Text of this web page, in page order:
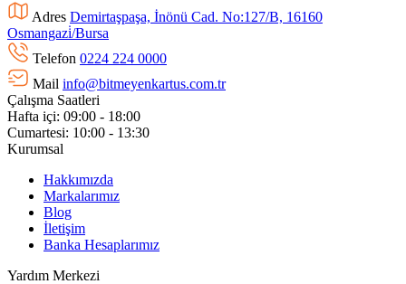
Adres Demirtaşpaşa, İnönü Cad. No:127/B, 16160
Osmangazi̇/Bursa
Telefon 0224 224 0000
Mail info@bitmeyenkartus.com.tr
Çalışma Saatleri
Hafta içi: 09:00 - 18:00
Cumartesi: 10:00 - 13:30
Kurumsal
Hakkımızda
Markalarımız
Blog
İletişim
Banka Hesaplarımız
Yardım Merkezi